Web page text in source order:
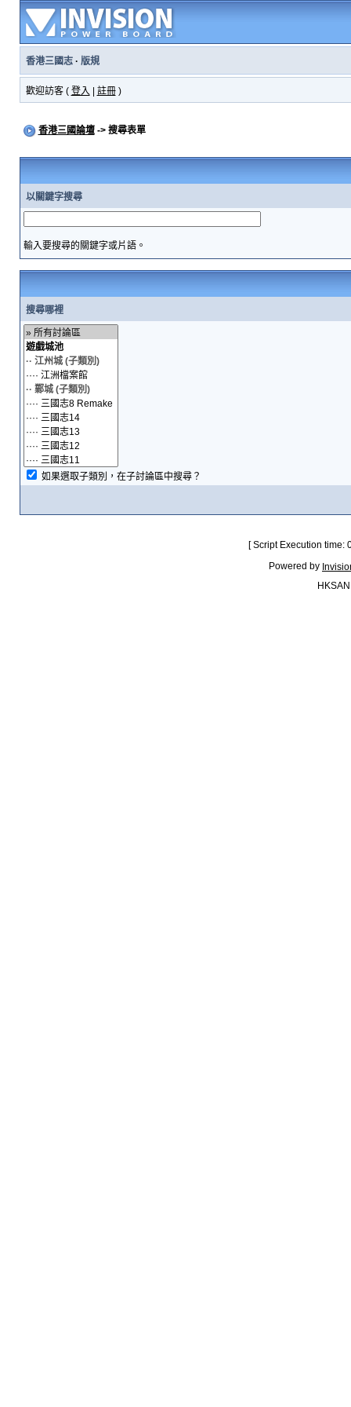
香港三國志· 版規
歡迎訪客 ( 登入 註冊)
香港三國論壇-> 搜尋表單
以關鍵字搜尋
輸入要搜尋的關鍵字或片語。
搜尋哪裡
如果選取子類別，在子討論區中搜尋？
[ Script Execution
Powered by